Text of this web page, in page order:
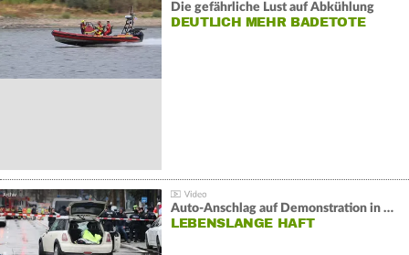
Die gefährliche Lust auf Abkühlung
DEUTLICH MEHR BADETOTE
Auto-Anschlag auf Demonstration in München:
LEBENSLANGE HAFT